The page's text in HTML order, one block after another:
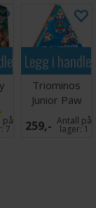
på
7
Legg i
Triominos
Junior Paw
Patrol
Brettspill
259,- Antall på
lager:1